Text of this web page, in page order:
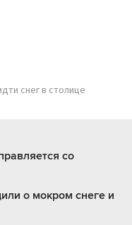
снег в столице
со
о мокром снеге и